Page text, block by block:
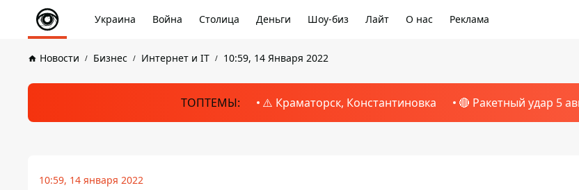
Украина Война Столица Деньги Шоу-биз Лайт О нас Реклама
Новости Бизнес Интернет и IT 10:59, 14 Января 2022
ТОПТЕМЫ: ⚠️ Краматорск, Константиновка 🔴 Ракетный удар 5
10:59, 14 января 2022